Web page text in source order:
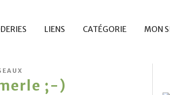
LIENS CATÉGORIE MON
;-)